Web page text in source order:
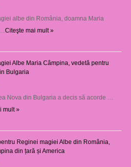
albe din România, doamna Maria
Citeşte mai mult »
Albe Maria Câmpina, vedetă pentru
Bulgaria
Nova din Bulgaria a decis să acorde …
mult »
Reginei magiei Albe din România,
din țară și America